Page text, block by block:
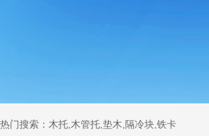
热门搜索：木托,木管托,垫木,隔冷块,铁卡